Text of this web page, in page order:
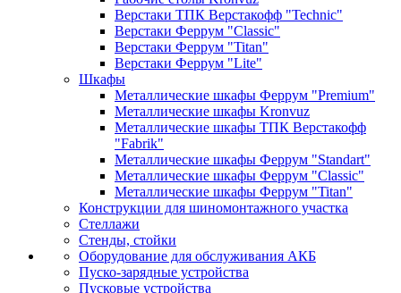
Верстаки ТПК Верстакофф "Technic"
Верстаки Феррум "Classic"
Верстаки Феррум "Titan"
Верстаки Феррум "Lite"
Шкафы
Металлические шкафы Феррум "Premium"
Металлические шкафы Kronvuz
Металлические шкафы ТПК Верстакофф
"Fabrik"
Металлические шкафы Феррум "Standart"
Металлические шкафы Феррум "Classic"
Металлические шкафы Феррум "Titan"
Конструкции для шиномонтажного участка
Стеллажи
Стенды, стойки
Оборудование для обслуживания АКБ
Пуско-зарядные устройства
Пусковые устройства